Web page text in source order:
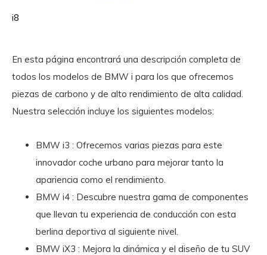
i8
En esta página encontrará una descripción completa de
todos los modelos de BMW i para los que ofrecemos
piezas de carbono y de alto rendimiento de alta calidad.
Nuestra selección incluye los siguientes modelos:
BMW i3 : Ofrecemos varias piezas para este
innovador coche urbano para mejorar tanto la
apariencia como el rendimiento.
BMW i4 : Descubre nuestra gama de componentes
que llevan tu experiencia de conducción con esta
berlina deportiva al siguiente nivel.
BMW iX3 : Mejora la dinámica y el diseño de tu SUV